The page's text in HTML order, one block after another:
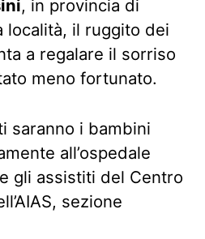
, in provincia di
località, il ruggito dei
a regalare il sorriso
meno fortunato.
saranno i bambini
all’ospedale
gli assistiti del Centro
sezione